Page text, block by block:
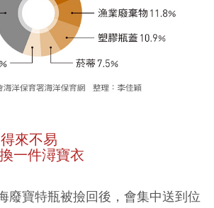
來不易
一件潯寶衣
廢寶特瓶被撿回後，會集中送到位